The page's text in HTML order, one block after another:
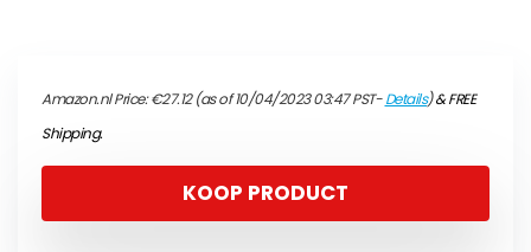
Amazon.nl Price:€27.12(as of 10/04/2023 03:47 PST-Details)&FREE
Shipping.
KOOP PRODUCT